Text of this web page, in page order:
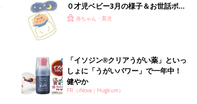
０才児ベビー3月の様子＆お世話ポイ
ントを月齢別に解説
赤ちゃん・育児
「イソジン®クリアうがい薬」といっ
しょに「うがいパワー」で一年中！
健やか
PR（iNova｜Hugkum）